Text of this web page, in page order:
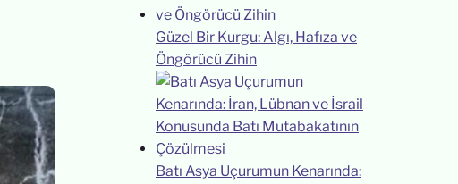
Güzel Bir Kurgu: Algı, Hafıza ve
Öngörücü Zihin
Batı Asya Uçurumun Kenarında: